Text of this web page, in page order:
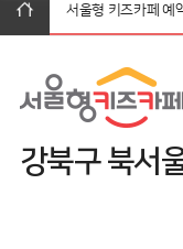
서울형 키즈카페 예
강북구 북서